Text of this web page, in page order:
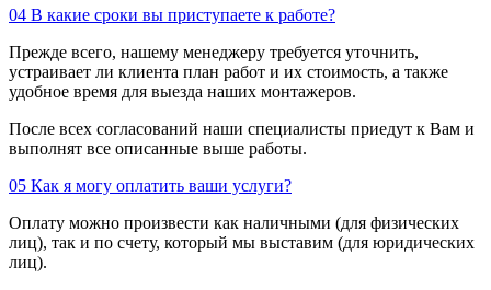
04 В какие сроки вы приступаете к работе?
Прежде всего, нашему менеджеру требуется уточнить,
устраивает ли клиента план работ и их стоимость, а также
удобное время для выезда наших монтажеров.
После всех согласований наши специалисты приедут к Вам и
выполнят все описанные выше работы.
05 Как я могу оплатить ваши услуги?
Оплату можно произвести как наличными (для физических
лиц), так и по счету, который мы выставим (для юридических
лиц).